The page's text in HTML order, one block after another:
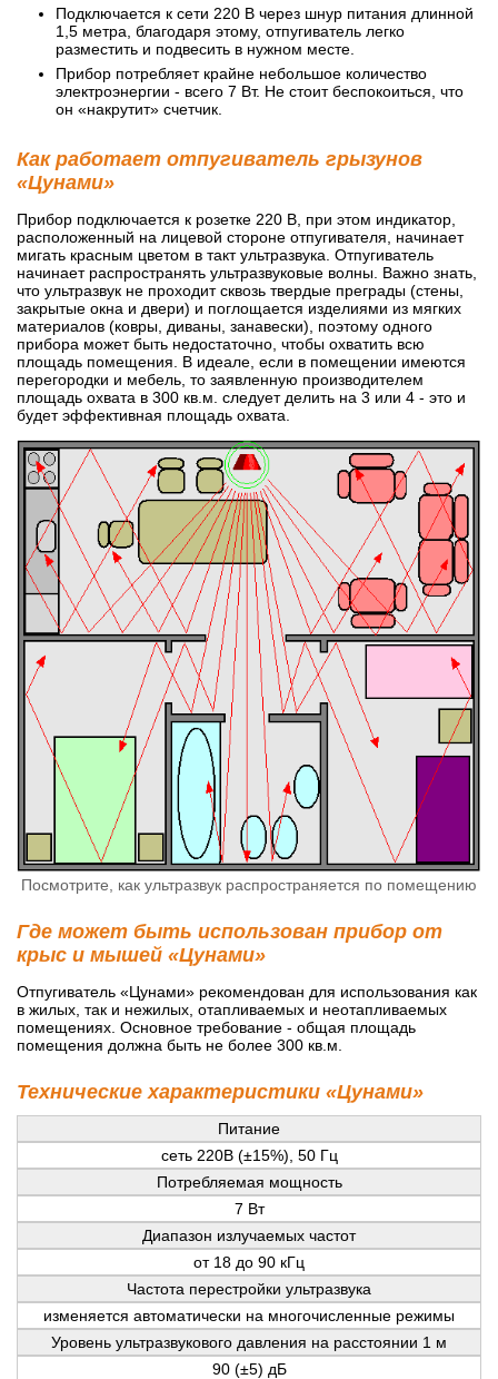
Подключается к сети 220 В через шнур питания длинной
1,5 метра, благодаря этому, отпугиватель легко
разместить и подвесить в нужном месте.
Прибор потребляет крайне небольшое количество
электроэнергии - всего 7 Вт. Не стоит беспокоиться, что
он «накрутит» счетчик.
Как работает отпугиватель грызунов
«Цунами»
Прибор подключается к розетке 220 В, при этом индикатор,
расположенный на лицевой стороне отпугивателя, начинает
мигать красным цветом в такт ультразвука. Отпугиватель
начинает распространять ультразвуковые волны. Важно знать,
что ультразвук не проходит сквозь твердые преграды (стены,
закрытые окна и двери) и поглощается изделиями из мягких
материалов (ковры, диваны, занавески), поэтому одного
прибора может быть недостаточно, чтобы охватить всю
площадь помещения. В идеале, если в помещении имеются
перегородки и мебель, то заявленную производителем
площадь охвата в 300 кв.м. следует делить на 3 или 4 - это и
будет эффективная площадь охвата.
Посмотрите, как ультразвук распространяется по помещению
Где может быть использован прибор от
крыс и мышей «Цунами»
Отпугиватель «Цунами» рекомендован для использования как
в жилых, так и нежилых, отапливаемых и неотапливаемых
помещениях. Основное требование - общая площадь
помещения должна быть не более 300 кв.м.
Технические характеристики «Цунами»
Питание
сеть 220В (±15%), 50 Гц
Потребляемая мощность
7 Вт
Диапазон излучаемых частот
от 18 до 90 кГц
Частота перестройки ультразвука
изменяется автоматически на многочисленные режимы
Уровень ультразвукового давления на расстоянии 1 м
90 (±5) дБ